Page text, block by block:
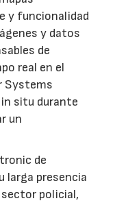
y funcionalidad
y datos
de
real en el
Systems
situ durante
un
de
larga presencia
policial,